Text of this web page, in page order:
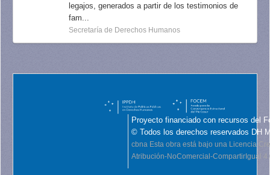
legajos, generados a partir de los testimonios de
fam...
Secretaría de Derechos Humanos
Proyecto financiado con recursos del
© Todos los derechos reservados DH
cbna Esta obra está bajo una Licencia
Atribución-NoComercial-CompartirIgual